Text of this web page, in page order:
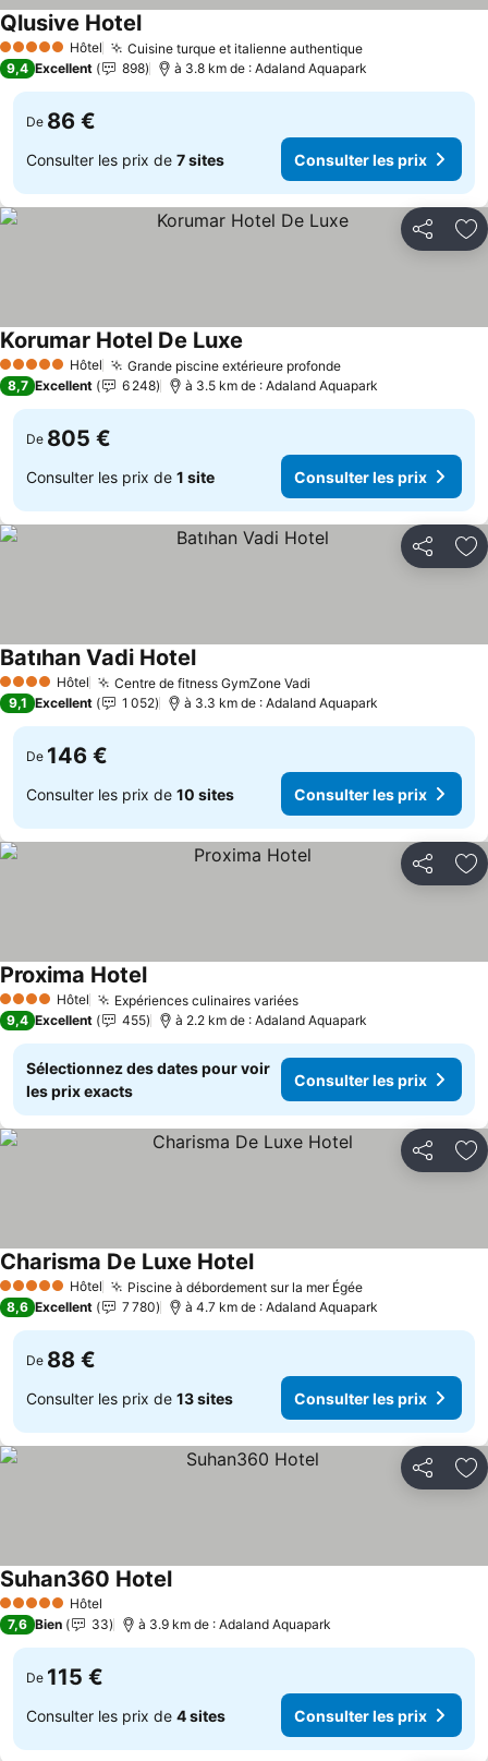
5 Étoiles Hôtel Cuisine turque et italienne authentique
Qlusive Hotel
9,4 Excellent 898 à 3.8 km de : Adaland Aquapark
De 86 €
Consulter les prix de 7 sites Consulter les prix
Partager
5 Étoiles Hôtel Grande piscine extérieure profonde
Korumar Hotel De Luxe
8,7 Excellent 6 248 à 3.5 km de : Adaland Aquapark
De 805 €
Consulter les prix de 1 site Consulter les prix
Partager
4 Étoiles Hôtel Centre de fitness GymZone Vadi
Batıhan Vadi Hotel
9,1 Excellent 1 052 à 3.3 km de : Adaland Aquapark
De 146 €
Consulter les prix de 10 sites Consulter les prix
Partager
4 Étoiles Hôtel Expériences culinaires variées
Proxima Hotel
9,4 Excellent 455 à 2.2 km de : Adaland Aquapark
Sélectionnez des dates pour voir
les prix exacts
Consulter les prix
Partager
5 Étoiles Hôtel Piscine à débordement sur la mer Égée
Charisma De Luxe Hotel
8,6 Excellent 7 780 à 4.7 km de : Adaland Aquapark
De 88 €
Consulter les prix de 13 sites Consulter les prix
Partager
5 Étoiles Hôtel
Suhan360 Hotel
7,6 Bien 33 à 3.9 km de : Adaland Aquapark
De 115 €
Consulter les prix de 4 sites Consulter les prix